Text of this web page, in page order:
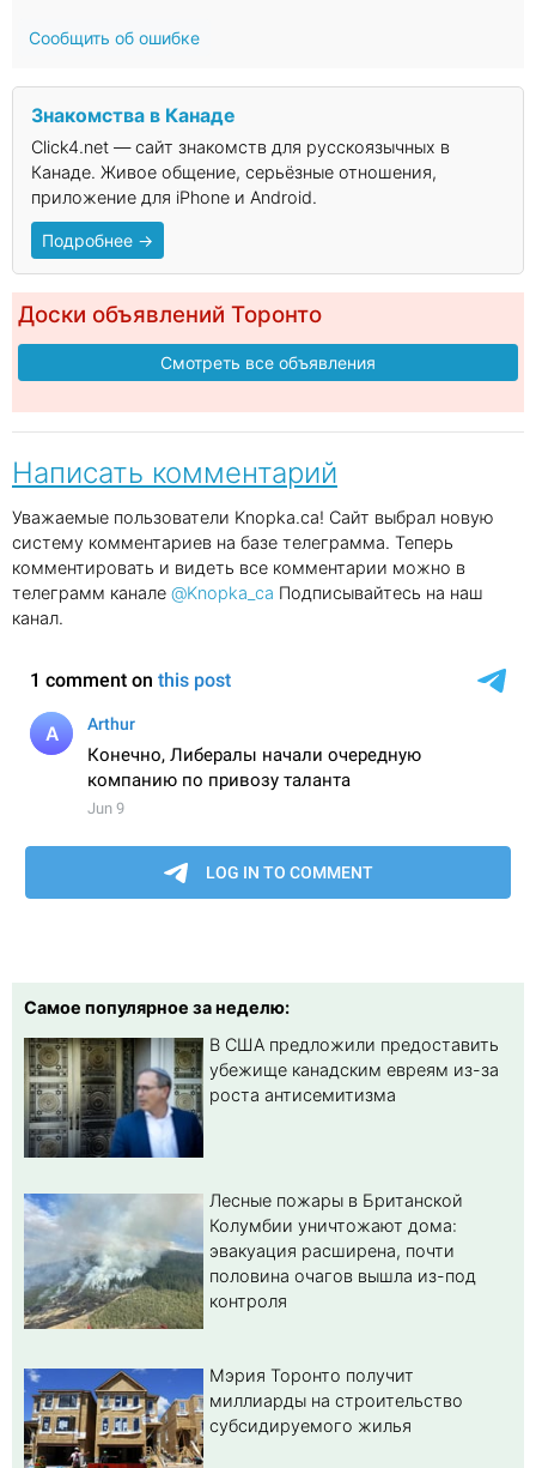
Сообщить об ошибке
Знакомства в Канаде
Click4.net — сайт знакомств для русскоязычных в
Канаде. Живое общение, серьёзные отношения,
приложение для iPhone и Android.
Подробнее →
Доски объявлений Торонто
Смотреть все объявления
Написать комментарий
Уважаемые пользователи Knopka.ca! Сайт выбрал новую
систему комментариев на базе телеграмма. Теперь
комментировать и видеть все комментарии можно в
телеграмм канале @Knopka_ca Подписывайтесь на наш
канал.
Самое популярное за неделю:
В США предложили предоставить
убежище канадским евреям из-за
роста антисемитизма
Лесные пожары в Британской
Колумбии уничтожают дома:
эвакуация расширена, почти
половина очагов вышла из-под
контроля
Мэрия Торонто получит
миллиарды на строительство
субсидируемого жилья